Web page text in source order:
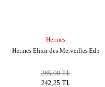
Hermes
Hermes Elixir des Merveilles Edp
285,00 TL
242,25 TL